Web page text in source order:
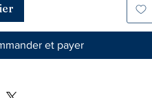
et payer